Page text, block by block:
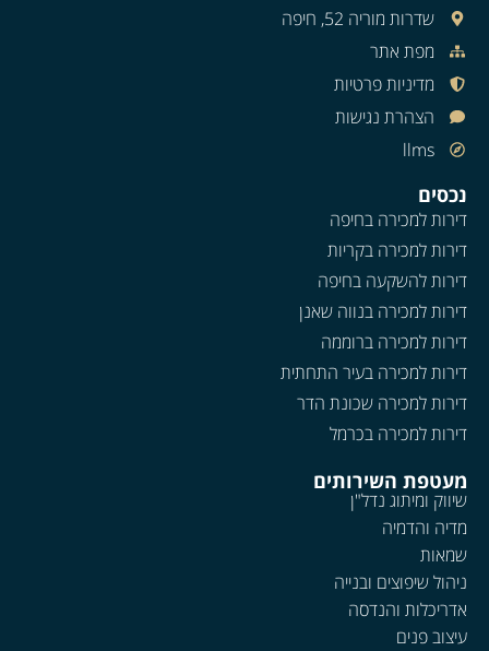
שדרות מוריה 52, חיפה
מפת אתר
מדיניות פרטיות
הצהרת נגישות
llms
נכסים
דירות למכירה בחיפה
דירות למכירה בקריות
דירות להשקעה בחיפה
דירות למכירה בנווה שאנן
דירות למכירה ברוממה
דירות למכירה בעיר התחתית
דירות למכירה שכונת הדר
דירות למכירה בכרמל
מעטפת השירותים
שיווק ומיתוג נדל"ן
מדיה והדמיה
שמאות
ניהול שיפוצים ובנייה
אדריכלות והנדסה
עיצוב פנים